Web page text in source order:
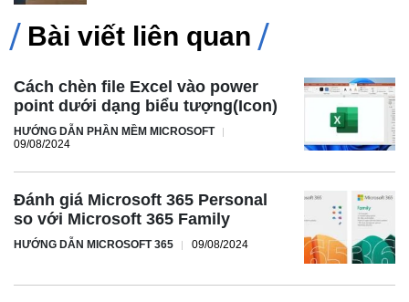
Bài viết liên quan
Cách chèn file Excel vào power
point dưới dạng biểu tượng(Icon)
HƯỚNG DẪN PHẦN MỀM MICROSOFT
09/08/2024
Đánh giá Microsoft 365 Personal
so với Microsoft 365 Family
HƯỚNG DẪN MICROSOFT 365 09/08/2024